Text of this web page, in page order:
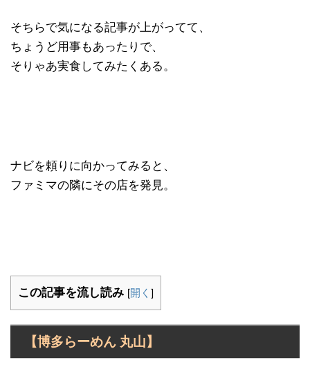
そちらで気になる記事が上がってて、
ちょうど用事もあったりで、
そりゃあ実食してみたくある。
ナビを頼りに向かってみると、
ファミマの隣にその店を発見。
この記事を流し読み [開く ]
【博多らーめん 丸山】